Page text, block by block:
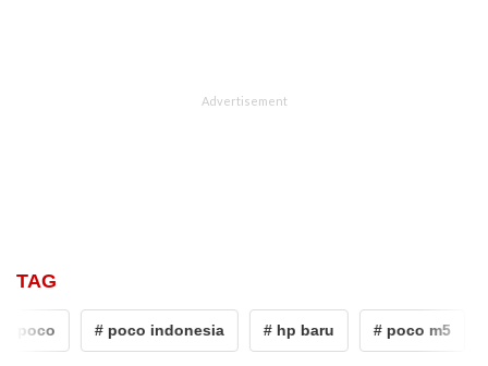
TAG
poco # poco indonesia # hp baru # poco m5